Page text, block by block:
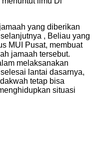
yang diberikan
, Beliau yang
MUI Pusat, membuat
jamaah tersebut.
melaksanakan
lantai dasarnya,
tetap bisa
situasi